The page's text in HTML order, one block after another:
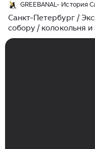
Санкт-Петербург /
собору / колокольня и